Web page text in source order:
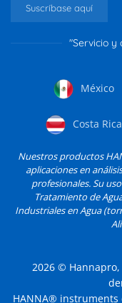
Suscríbase aquí
"Servicio y
México
Costa Rica
Nuestros productos
aplicaciones en
profesionales. Su
Tratamiento de
Industriales en Agua
2026 © Hannapro,
HANNA® instruments